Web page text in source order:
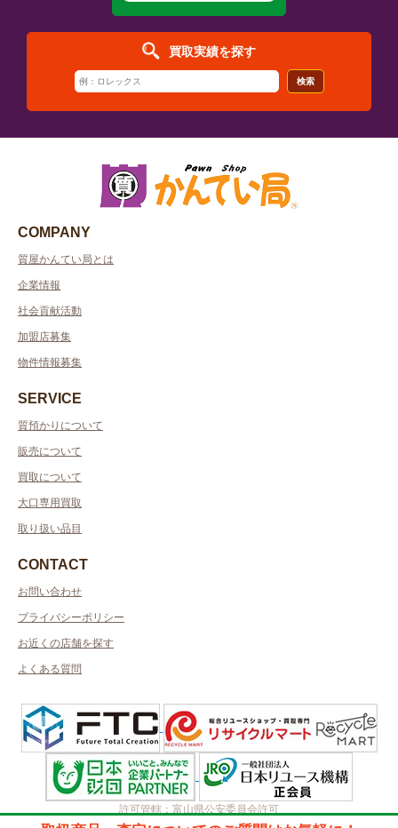
買取実績を探す
検索
COMPANY
質屋かんてい局とは
企業情報
社会貢献活動
加盟店募集
物件情報募集
SERVICE
質預かりについて
販売について
買取について
大口専用買取
取り扱い品目
CONTACT
お問い合わせ
プライバシーポリシー
お近くの店舗を探す
よくある質問
許可管轄：富山県公安委員会許可
古物商許可番号：第501120005574号／取得者名：ハッピーアンドドリー